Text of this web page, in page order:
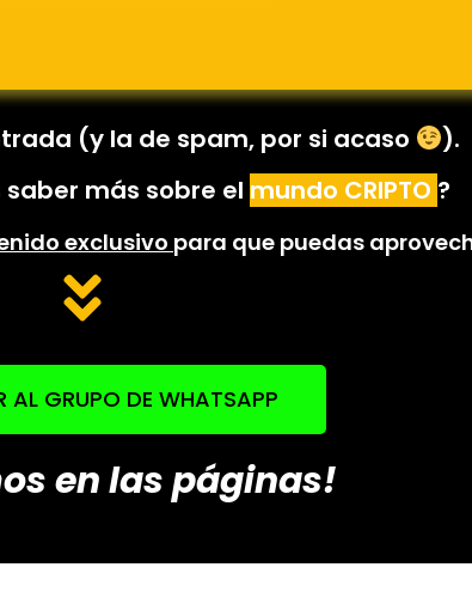
(y la de spam, por si acaso
).
más sobre el mundo CRIPTO ?
exclusivo para que puedas
AL GRUPO DE WHATSAPP
en las páginas!